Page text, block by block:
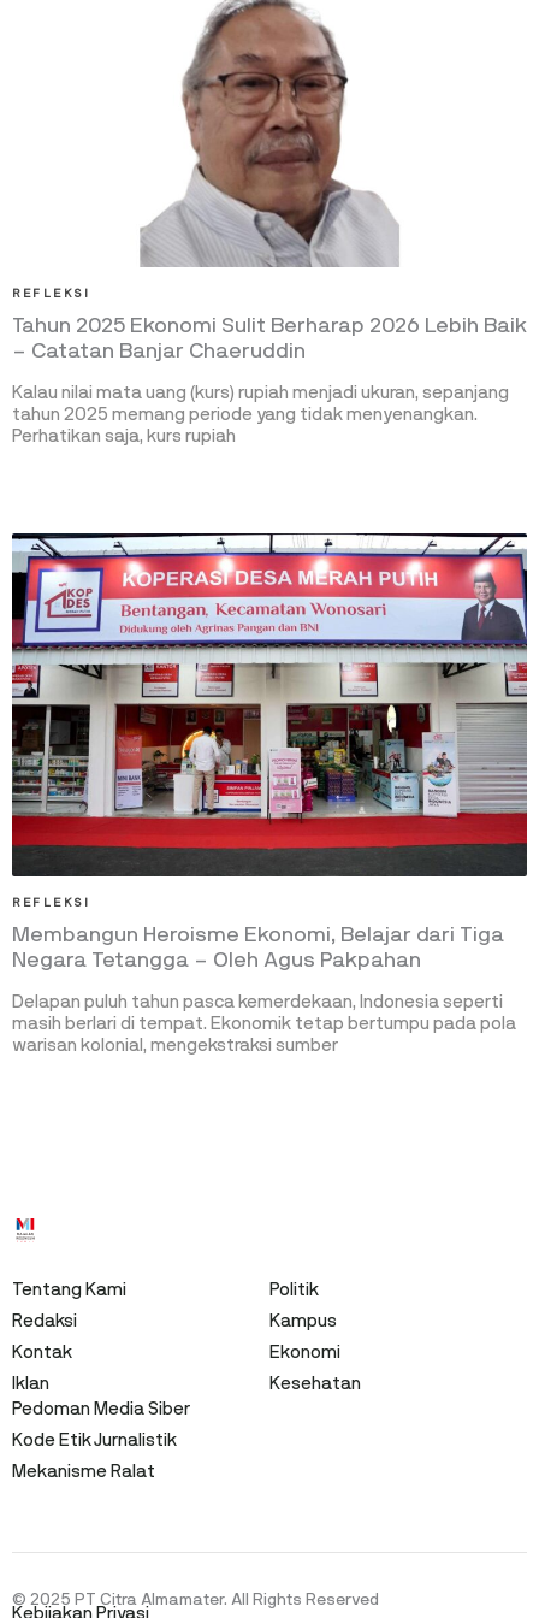
REFLEKSI
Tahun 2025 Ekonomi Sulit Berharap 2026 Lebih Baik
– Catatan Banjar Chaeruddin
Kalau nilai mata uang (kurs) rupiah menjadi ukuran, sepanjang
tahun 2025 memang periode yang tidak menyenangkan.
Perhatikan saja, kurs rupiah
REFLEKSI
Membangun Heroisme Ekonomi, Belajar dari Tiga
Negara Tetangga – Oleh Agus Pakpahan
Delapan puluh tahun pasca kemerdekaan, Indonesia seperti
masih berlari di tempat. Ekonomik tetap bertumpu pada pola
warisan kolonial, mengekstraksi sumber
Tentang Kami
Redaksi
Kontak
Iklan
Politik
Kampus
Ekonomi
Kesehatan
Pedoman Media Siber
Kode Etik Jurnalistik
Mekanisme Ralat
© 2025 PT Citra Almamater. All Rights Reserved
Kebijakan Privasi